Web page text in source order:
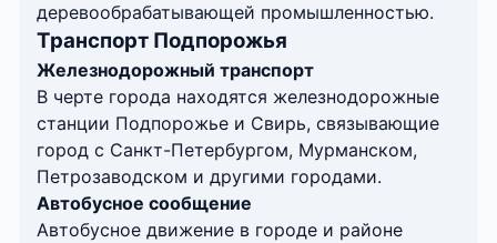
деревообрабатывающей промышленностью.
Транспорт Подпорожья
Железнодорожный транспорт
В черте города находятся железнодорожные
станции Подпорожье и Свирь, связывающие
город с Санкт-Петербургом, Мурманском,
Петрозаводском и другими городами.
Автобусное сообщение
Автобусное движение в городе и районе